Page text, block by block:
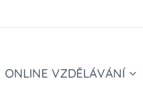
ONLINE VZDĚLÁVÁNÍ